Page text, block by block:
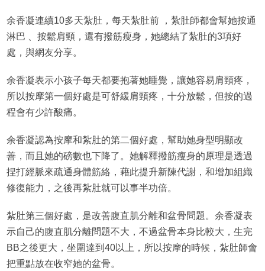
余香凝連續10多天紮肚，每天紮肚前 ，紮肚師都會幫她按通
淋巴 、按鬆肩頸，還有撥筋瘦身，她總結了紮肚的3項好
處，與網友分享。
余香凝表示小孩子每天都要抱著她睡覺，讓她容易肩頸疼，
所以按摩第一個好處是可舒緩肩頸疼，十分放鬆，但按的過
程會有少許酸痛。
余香凝認為按摩和紮肚的第二個好處，幫助她身型明顯改
善，而且她的磅數也下降了。她解釋撥筋瘦身的原理是透過
捏打經脈來疏通身體筋絡，藉此提升新陳代謝，和增加組織
修復能力，之後再紮肚就可以事半功倍。
紮肚第三個好處，是改善腹直肌分離和盆骨問題。余香凝表
示自己的腹直肌分離問題不大，不過盆骨本身比較大，生完
BB之後更大，坐圍達到40以上，所以按摩的時候，紮肚師會
把重點放在收窄她的盆骨。